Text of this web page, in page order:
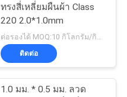
ทรงสี่เหลี่ยมผืนผ้า Class
220 2.0*1.0mm
ต่อรองได้ MOQ:10 กิโลกรัม/กิโลกรัม
ติดต่อ
1.0 มม. * 0.5 มม. ลวด